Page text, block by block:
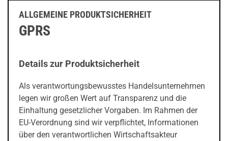
ALLGEMEINE PRODUKTSICHERHEIT
GPRS
Details zur Produktsicherheit
Als verantwortungsbewusstes Handelsunternehmen
legen wir großen Wert auf Transparenz und die
Einhaltung gesetzlicher Vorgaben. Im Rahmen der
EU-Verordnung sind wir verpflichtet, Informationen
über den verantwortlichen Wirtschaftsakteur